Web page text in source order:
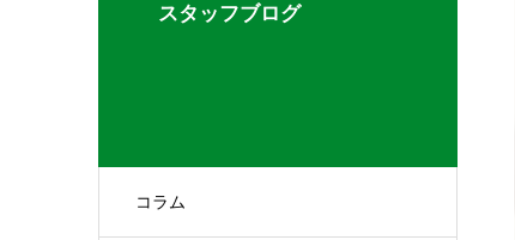
スタッフブログ
コラム